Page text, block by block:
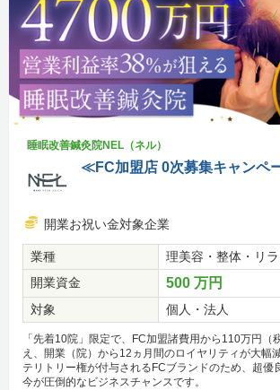
睡眠改善鍼灸院NEL（ネル）
≪FC加盟店 0次募集キャンペ
開業お祝い金対象企業
業種
理美容・整体・リ
開業資金
500 万円
対象 個人・法人
「先着10院」限定で、FC加盟諸費用から110万円（
え、開業（院）から12ヵ月間のロイヤリティが大幅
テリトリー権が付与されるFCブランドのため、超優
今が圧倒的なビジネスチャンスです。